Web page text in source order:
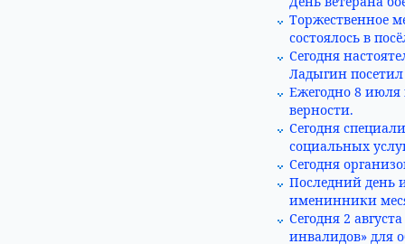
Торжественное
состоялось в
Сегодня
Ладыгин
Ежегодно 8 июля
верности.
Сегодня
социальных
Сегодня
Последний день
именинники
Сегодня 2
инвалидов» для